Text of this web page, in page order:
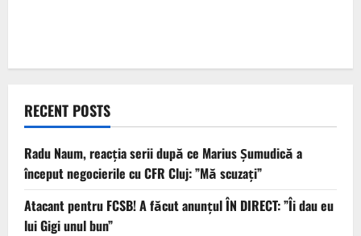
RECENT POSTS
Radu Naum, reacția serii după ce Marius Șumudică a
început negocierile cu CFR Cluj: ”Mă scuzați”
Atacant pentru FCSB! A făcut anunțul ÎN DIRECT: ”Îi dau eu
lui Gigi unul bun”